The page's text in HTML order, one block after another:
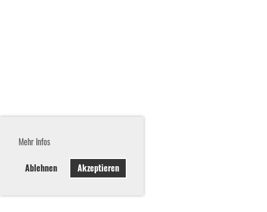
Mehr Infos
Ablehnen Akzeptieren